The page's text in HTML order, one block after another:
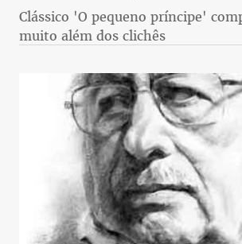
Clássico 'O pequeno príncipe'
muito além dos clichês